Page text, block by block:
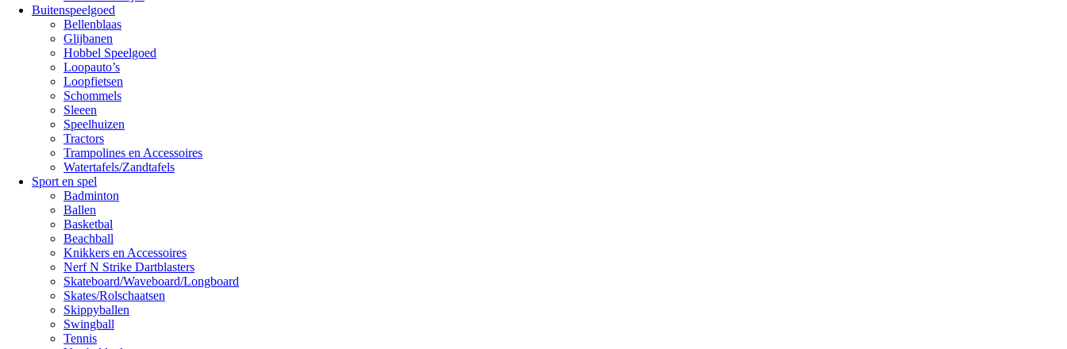
Buitenspeelgoed
Bellenblaas
Glijbanen
Hobbel Speelgoed
Loopauto’s
Loopfietsen
Schommels
Sleeen
Speelhuizen
Tractors
Trampolines en Accessoires
Watertafels/Zandtafels
Sport en spel
Badminton
Ballen
Basketbal
Beachball
Knikkers en Accessoires
Nerf N Strike Dartblasters
Skateboard/Waveboard/Longboard
Skates/Rolschaatsen
Skippyballen
Swingball
Tennis